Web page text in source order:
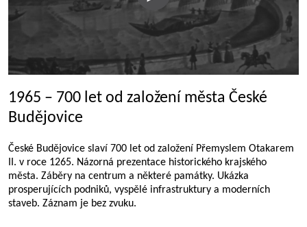
1965 – 700 let od založení města České
Budějovice
České Budějovice slaví 700 let od založení Přemyslem Otakarem
II. v roce 1265. Názorná prezentace historického krajského
města. Záběry na centrum a některé památky. Ukázka
prosperujících podniků, vyspělé infrastruktury a moderních
staveb. Záznam je bez zvuku.